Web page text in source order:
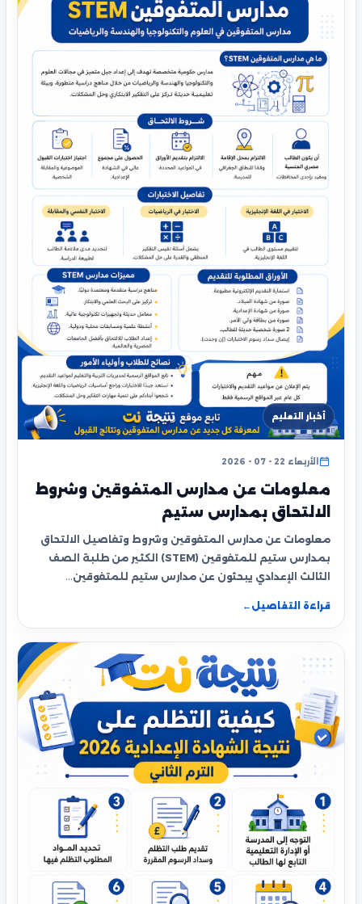
أخبار التعليم
الأربعاء 22 - 07 - 2026
معلومات عن مدارس المتفوقين وشروط
الالتحاق بمدارس ستيم
معلومات عن مدارس المتفوقين وشروط وتفاصيل الالتحاق
بمدارس ستيم للمتفوقين (STEM) الكثير من طلبة الصف
الثالث الإعدادي يبحثون عن مدارس ستيم للمتفوقين…
قراءة التفاصيل ←